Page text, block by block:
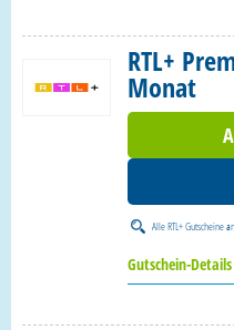
RTL+
Monat
AlleRTL+ Gutscheine
Gutschein-Details